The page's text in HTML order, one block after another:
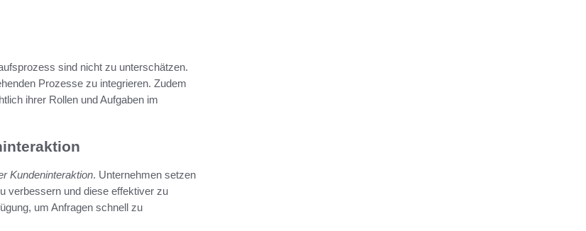
sind nicht zu unterschätzen.
Prozesse zu integrieren. Zudem
ihrer Rollen und Aufgaben im
Kundeninteraktion. Unternehmen setzen
verbessern und diese effektiver zu
um Anfragen schnell zu